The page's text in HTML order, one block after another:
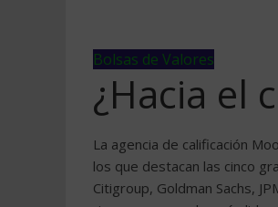
Bolsas de Valores
¿Hacia el
La agencia de calificación
los que destacan las cinco
Citigroup, Goldman Sachs,